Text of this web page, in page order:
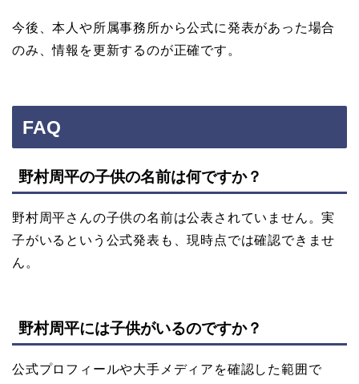
今後、本人や所属事務所から公式に発表があった場合
のみ、情報を更新するのが正確です。
FAQ
野村周平の子供の名前は何ですか？
野村周平さんの子供の名前は公表されていません。実
子がいるという公式発表も、現時点では確認できませ
ん。
野村周平には子供がいるのですか？
公式プロフィールや大手メディアを確認した範囲で